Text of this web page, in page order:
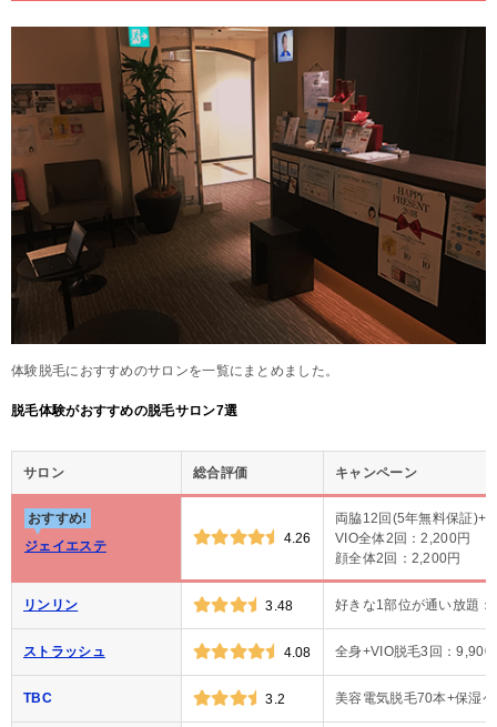
体験脱毛におすすめのサロンを一覧にまとめました。
脱毛体験がおすすめの脱毛サロン7選
サロン 総合評価 キャンペーン
おすすめ!
ジェイエステ
4.26
両脇12回(5年無料保証)+
VIO全体2回：2,200円
顔全体2回：2,200円
リンリン 3.48 好きな1部位が通い放題
ストラッシュ 4.08 全身+VIO脱毛3回：9,900
TBC 3.2 美容電気脱毛70本+保湿